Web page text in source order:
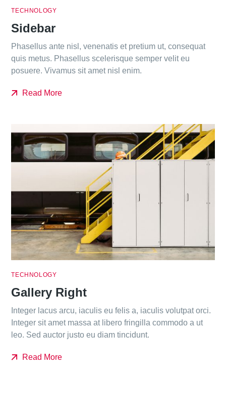
TECHNOLOGY
Sidebar
Phasellus ante nisl, venenatis et pretium ut, consequat
quis metus. Phasellus scelerisque semper velit eu
posuere. Vivamus sit amet nisl enim.
Read More
TECHNOLOGY
Gallery Right
Integer lacus arcu, iaculis eu felis a, iaculis volutpat orci.
Integer sit amet massa at libero fringilla commodo a ut
leo. Sed auctor justo eu diam tincidunt.
Read More